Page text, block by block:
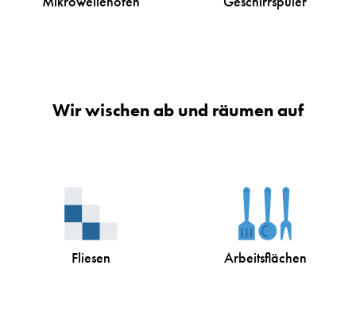
Wir wischen ab und räumen auf
Fliesen Arbeitsflächen